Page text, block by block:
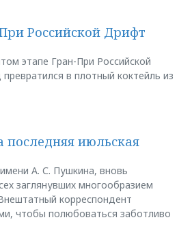
Российской Дрифт
этапе Гран-При Российской
в плотный коктейль из
июльская
А. С. Пушкина, вновь
заглянувших многообразием
корреспондент
чтобы полюбоваться заботливо